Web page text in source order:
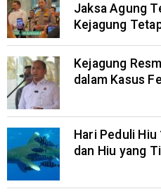
Jaksa Agung
Kejagung
Kejagung
dalam Kasus
Hari Peduli Hiu
dan Hiu yang